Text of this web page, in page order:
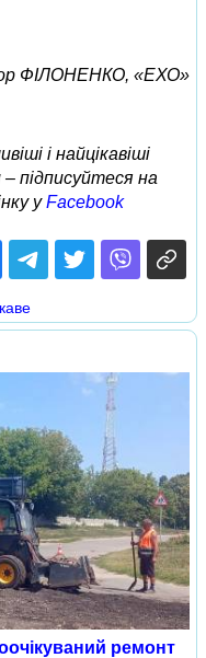
ФІЛОНЕНКО, «ЕХО»
і найцікавіші
підписуйтеся на
уFacebook
ремонт